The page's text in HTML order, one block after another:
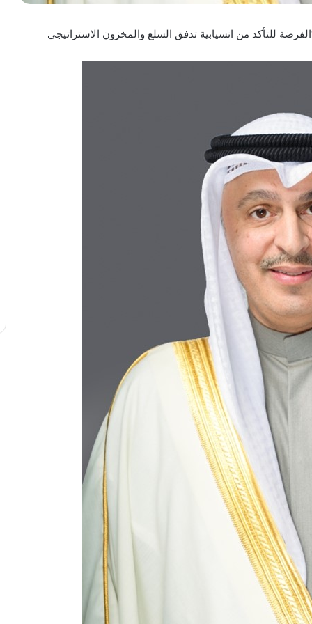
للتأكد من انسيابية تدفق السلع والمخزون الاستراتيجي